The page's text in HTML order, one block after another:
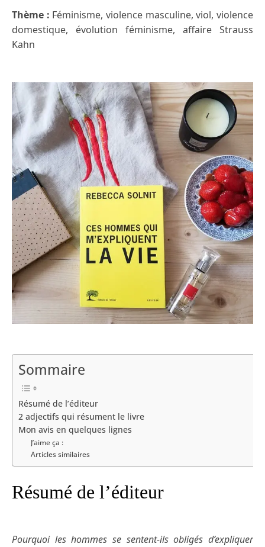
Thème : Féminisme, violence masculine, viol, violence
domestique, évolution féminisme, affaire Strauss
Kahn
Sommaire
Résumé de l’éditeur
2 adjectifs qui résument le livre
Mon avis en quelques lignes
J’aime ça :
Articles similaires
Résumé de l’éditeur
Pourquoi les hommes se sentent-ils obligés d’expliquer